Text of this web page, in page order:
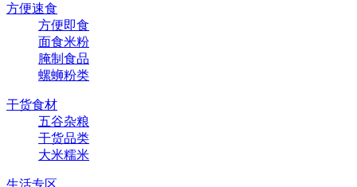
方便速食
方便即食
面食米粉
腌制食品
螺蛳粉类
干货食材
五谷杂粮
干货品类
大米糯米
生活专区